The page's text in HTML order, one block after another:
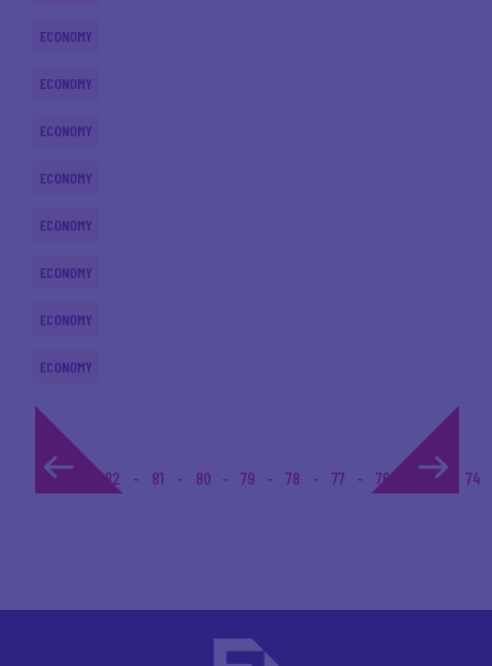
ECONOMY
ECONOMY
ECONOMY
ECONOMY
ECONOMY
ECONOMY
ECONOMY
ECONOMY
1... 82 81 80 79 78 77 76 74